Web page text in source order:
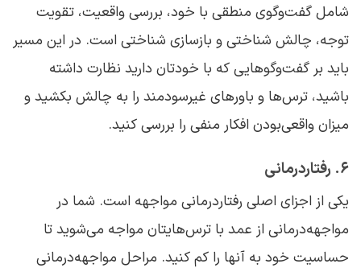
شامل گفت‌وگوی منطقی با خود، بررسی واقعیت، تقویت
توجه، چالش شناختی و بازسازی شناختی است. در این مسیر
باید بر گفت‌وگوهایی که با خودتان دارید نظارت داشته
باشید، ترس‌ها و باورهای غیرسودمند را به چالش بکشید و
میزان واقعی‌بودن افکار منفی را بررسی کنید.
۶. رفتاردرمانی
یکی از اجزای اصلی رفتاردرمانی مواجهه است. شما در
مواجهه‌درمانی از عمد با ترس‌هایتان مواجه می‌شوید تا
حساسیت خود به آنها را کم کنید. مراحل مواجهه‌درمانی